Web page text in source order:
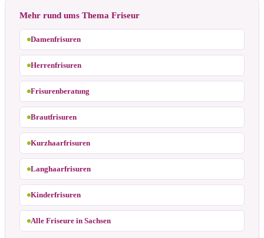
Mehr rund ums Thema Friseur
Damenfrisuren
Herrenfrisuren
Frisurenberatung
Brautfrisuren
Kurzhaarfrisuren
Langhaarfrisuren
Kinderfrisuren
Alle Friseure in Sachsen